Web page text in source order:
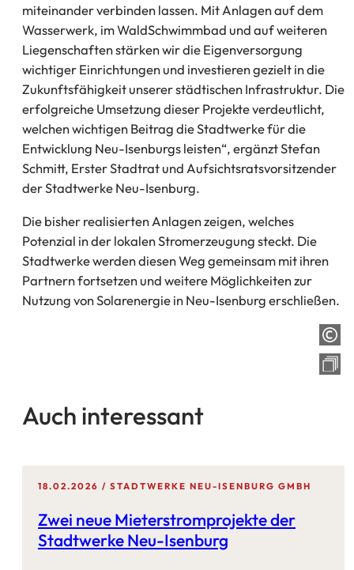
miteinander verbinden lassen. Mit Anlagen auf dem
Wasserwerk, im WaldSchwimmbad und auf weiteren
Liegenschaften stärken wir die Eigenversorgung
wichtiger Einrichtungen und investieren gezielt in die
Zukunftsfähigkeit unserer städtischen Infrastruktur. Die
erfolgreiche Umsetzung dieser Projekte verdeutlicht,
welchen wichtigen Beitrag die Stadtwerke für die
Entwicklung Neu-Isenburgs leisten“, ergänzt Stefan
Schmitt, Erster Stadtrat und Aufsichtsratsvorsitzender
der Stadtwerke Neu-Isenburg.
Die bisher realisierten Anlagen zeigen, welches
Potenzial in der lokalen Stromerzeugung steckt. Die
Stadtwerke werden diesen Weg gemeinsam mit ihren
Partnern fortsetzen und weitere Möglichkeiten zur
Nutzung von Solarenergie in Neu-Isenburg erschließen.
Auch interessant
18.02.2026 STADTWERKE NEU-ISENBURG GMBH
Zwei neue Mieterstromprojekte der
Stadtwerke Neu-Isenburg